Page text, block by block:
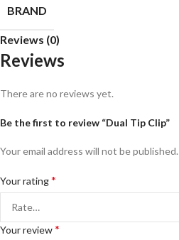
BRAND
Reviews (0)
Reviews
There are no reviews yet.
Be the first to review “Dual Tip Clip”
Your email address will not be published.
Your rating*
Your review*